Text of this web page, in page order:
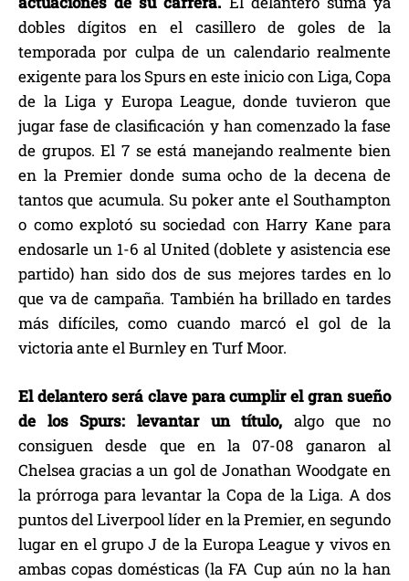
dobles dígitos en el casillero de goles de la
temporada por culpa de un calendario realmente
exigente para los Spurs en este inicio con Liga, Copa
de la Liga y Europa League, donde tuvieron que
jugar fase de clasificación y han comenzado la fase
de grupos. El 7 se está manejando realmente bien
en la Premier donde suma ocho de la decena de
tantos que acumula. Su poker ante el Southampton
o como explotó su sociedad con Harry Kane para
endosarle un 1-6 al United (doblete y asistencia ese
partido) han sido dos de sus mejores tardes en lo
que va de campaña. También ha brillado en tardes
más difíciles, como cuando marcó el gol de la
victoria ante el Burnley en Turf Moor.
El delantero será clave para cumplir el gran sueño
de los Spurs: levantar un título, algo que no
consiguen desde que en la 07-08 ganaron al
Chelsea gracias a un gol de Jonathan Woodgate en
la prórroga para levantar la Copa de la Liga. A dos
puntos del Liverpool líder en la Premier, en segundo
lugar en el grupo J de la Europa League y vivos en
ambas copas domésticas (la FA Cup aún no la han